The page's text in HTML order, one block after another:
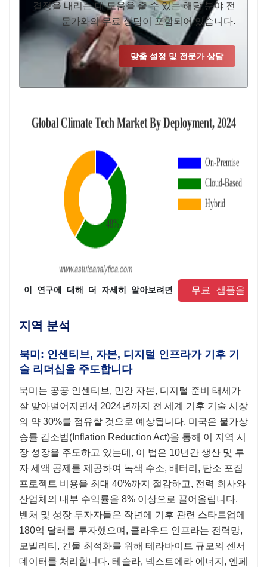
결정을 내리는 데 도움을 줄 수 있는 해당 분야 전
문가와의 무료 상담이 포함되어 있습니다.
맞춤 설정 및 전문가 상담
이 연구에 대해 더 자세히 알아보려면 무료 샘플을 요
지역 분석
북미: 인센티브, 자본, 디지털 인프라가 기후 기
술 리더십을 주도합니다
북미는 공공 인센티브, 민간 자본, 디지털 준비 태세가
잘 맞아떨어지면서 2024년까지 전 세계 기후 기술 시장
의 약 30%를 점유할 것으로 예상됩니다. 미국은 물가상
승률 감소법(Inflation Reduction Act)을 통해 이 지역 시
장 성장을 주도하고 있는데, 이 법은 10년간 생산 및 투
자 세액 공제를 제공하여 녹색 수소, 배터리, 탄소 포집
프로젝트 비용을 최대 40%까지 절감하고, 전력 회사와
산업체의 내부 수익률을 8% 이상으로 끌어올립니다.
벤처 및 성장 투자자들은 작년에 기후 관련 스타트업에
180억 달러를 투자했으며, 클라우드 인프라는 전력망,
모빌리티, 건물 최적화를 위해 테라바이트 규모의 센서
데이터를 처리합니다. 테슬라, 넥스트에라 에너지, 엔페